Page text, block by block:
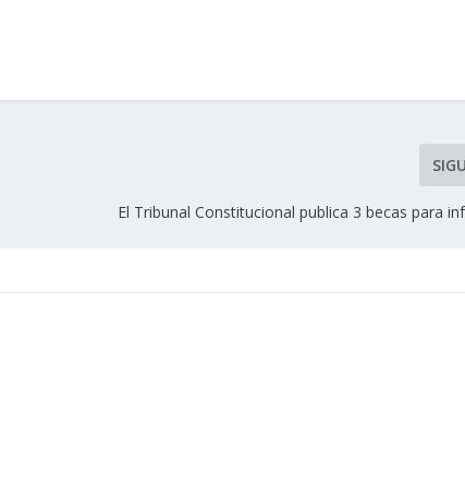
El Tribunal Constitucional publica 3 becas para